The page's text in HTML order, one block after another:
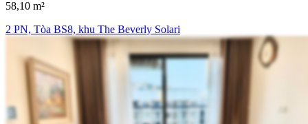
58,10 m²
2 PN, Tòa BS8, khu The Beverly Solari